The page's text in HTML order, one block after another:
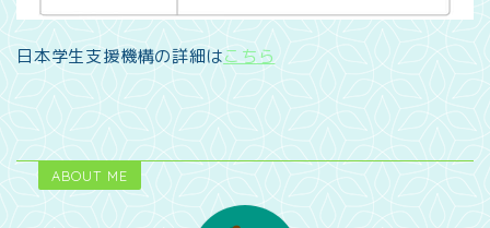
日本学生支援機構の詳細はこちら
ABOUT ME